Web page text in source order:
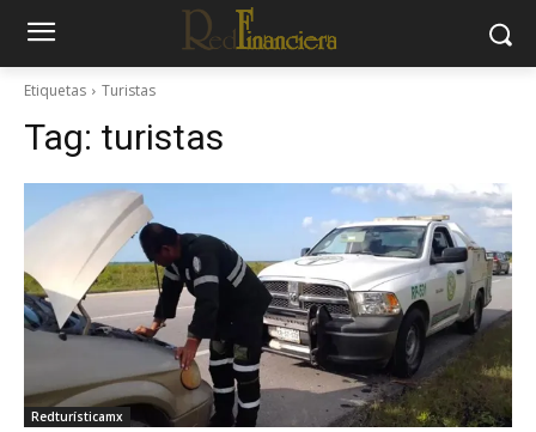
Etiquetas Turistas
Tag: turistas
Redturísticamx